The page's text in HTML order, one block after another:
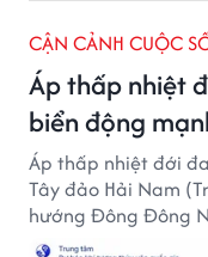
CẬN CẢNH CUỘC
Áp thấp nhiệt
biển động
Áp thấp nhiệt đới
Tây đảo Hải Nam
hướng Đông Đông
thống này suy yếu